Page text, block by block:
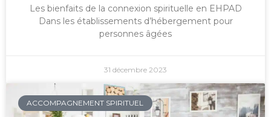
Les bienfaits de la connexion spirituelle en EHPAD
Dans les établissements d’hébergement pour
personnes âgées
31 décembre 2023
ACCOMPAGNEMENT SPIRITUEL